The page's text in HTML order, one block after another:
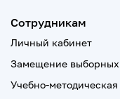
Сотрудникам
Личный кабинет
Замещение
Учебно-методическая